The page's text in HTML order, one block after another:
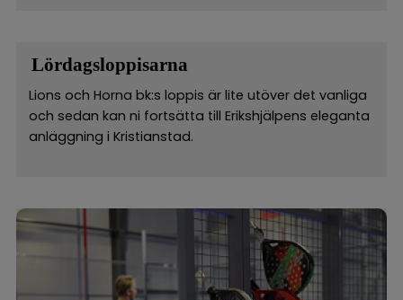
Lördagsloppisarna
Lions och Horna bk:s loppis är lite utöver det vanliga
och sedan kan ni fortsätta till Erikshjälpens eleganta
anläggning i Kristianstad.